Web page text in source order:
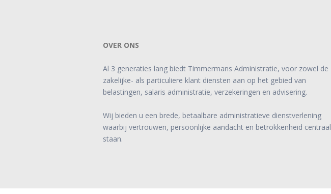
OVER ONS
Al 3 generaties lang biedt Timmermans Administratie, voor zowel de
zakelijke- als particuliere klant diensten aan op het gebied van
belastingen, salaris administratie, verzekeringen en advisering.
Wij bieden u een brede, betaalbare administratieve dienstverlening
waarbij vertrouwen, persoonlijke aandacht en betrokkenheid centraal
staan.